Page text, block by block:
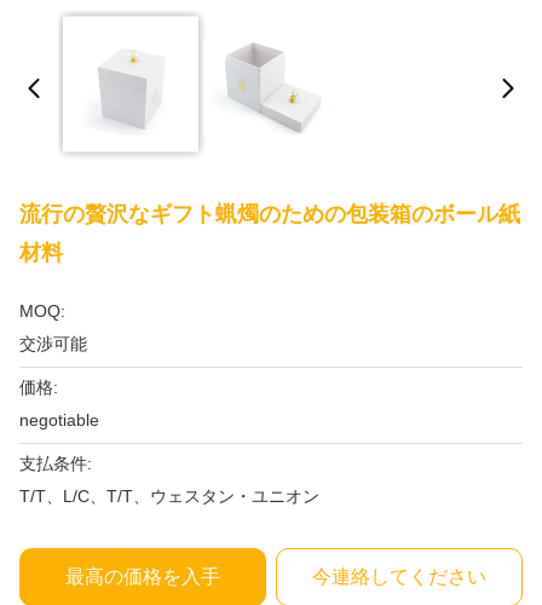
流行の贅沢なギフト蝋燭のための包装箱のボール紙
材料
MOQ:
交渉可能
価格:
negotiable
支払条件:
T/T、L/C、T/T、ウェスタン・ユニオン
最高の価格を入手 今連絡してください